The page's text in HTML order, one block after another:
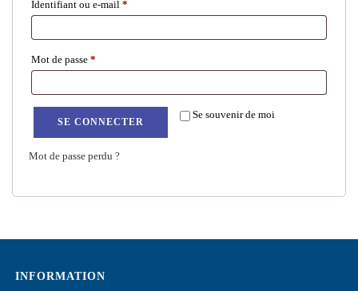
Identifiant ou e-mail *
Mot de passe *
Se souvenir de moi
SE CONNECTER
Mot de passe perdu ?
INFORMATION